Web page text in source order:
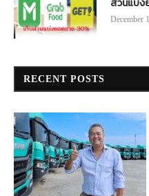
ส่วนแบ่ง
December
RECENT POSTS